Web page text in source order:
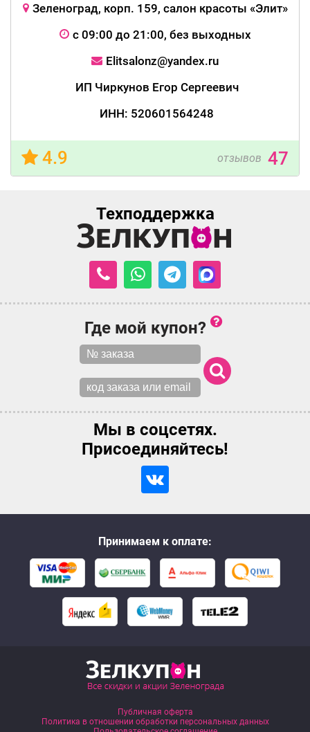
Зеленоград, корп. 159, салон красоты «Элит»
с 09:00 до 21:00, без выходных
Elitsalonz@yandex.ru
ИП Чиркунов Егор Сергеевич
ИНН: 520601564248
4.9 отзывов 47
Техподдержка
Где мой купон?
Мы в соцсетях.
Присоединяйтесь!
Принимаем к оплате:
Публичная оферта
Политика в отношении обработки персональных данных